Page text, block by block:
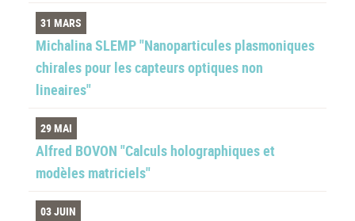
31 MARS
Michalina SLEMP "Nanoparticules plasmoniques
chirales pour les capteurs optiques non
lineaires"
29 MAI
Alfred BOVON "Calculs holographiques et
modèles matriciels"
03 JUIN